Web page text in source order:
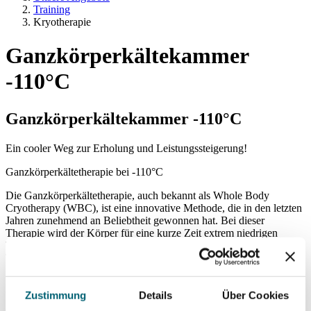
Zustimmung Details Über Cookies
Training
Kryotherapie
Ganzkörperkältekammer
-110°C
Ganzkörperkältekammer -110°C
Ein cooler Weg zur Erholung und Leistungssteigerung!
Ganzkörperkältetherapie bei -110°C
Die Ganzkörperkältetherapie, auch bekannt als Whole Body
Cryotherapy (WBC), ist eine innovative Methode, die in den letzten
Jahren zunehmend an Beliebtheit gewonnen hat. Bei dieser
Therapie wird der Körper für eine kurze Zeit extrem niedrigen
Temperaturen ausgesetzt, typischerweise in einer Kammer mit
und therapeutischer Behandlungen eingesetzt. Sie findet häufig